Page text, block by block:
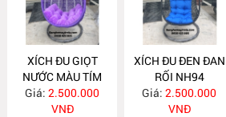
XÍCH ĐU GIỌT
NƯỚC MÀU TÍM
NH95
Giá:2.500.000
VNĐ
XÍCH ĐU ĐEN ĐAN
RỐI NH94
Giá:2.500.000
VNĐ